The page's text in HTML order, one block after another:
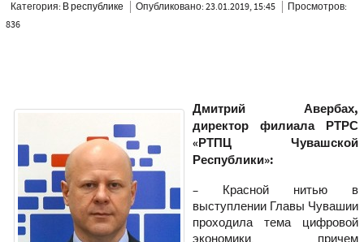
Категория: В республике Опубликовано: 23.01.2019, 15:45
Просмотров:
836
Дмитрий Авербах,
директор филиала РТРС
«РТПЦ Чувашской
Республики»:
– Красной нитью в
выступлении Главы Чувашии
проходила тема цифровой